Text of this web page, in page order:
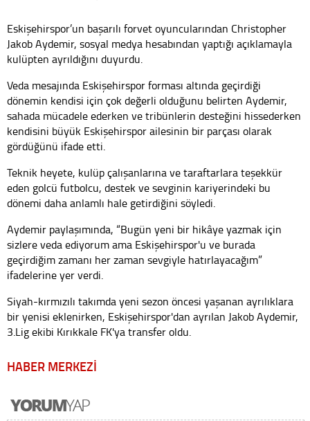
Eskişehirspor’un başarılı forvet oyuncularından Christopher
Jakob Aydemir, sosyal medya hesabından yaptığı açıklamayla
kulüpten ayrıldığını duyurdu.
Veda mesajında Eskişehirspor forması altında geçirdiği
dönemin kendisi için çok değerli olduğunu belirten Aydemir,
sahada mücadele ederken ve tribünlerin desteğini hissederken
kendisini büyük Eskişehirspor ailesinin bir parçası olarak
gördüğünü ifade etti.
Teknik heyete, kulüp çalışanlarına ve taraftarlara teşekkür
eden golcü futbolcu, destek ve sevginin kariyerindeki bu
dönemi daha anlamlı hale getirdiğini söyledi.
Aydemir paylaşımında, “Bugün yeni bir hikâye yazmak için
sizlere veda ediyorum ama Eskişehirspor'u ve burada
geçirdiğim zamanı her zaman sevgiyle hatırlayacağım”
ifadelerine yer verdi.
Siyah-kırmızılı takımda yeni sezon öncesi yaşanan ayrılıklara
bir yenisi eklenirken, Eskişehirspor'dan ayrılan Jakob Aydemir,
3.Lig ekibi Kırıkkale FK'ya transfer oldu.
HABER MERKEZİ